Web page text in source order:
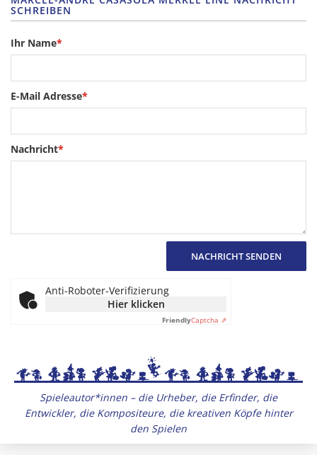
SCHREIBEN
Ihr Name*
E-Mail Adresse*
Nachricht*
NACHRICHT SENDEN
Anti-Roboter-Verifizierung
Hier klicken
FriendlyCaptcha ⇗
Spieleautor*innen – die Urheber, die Erfinder, die
Entwickler, die Kompositeure, die kreativen Köpfe hinter
den Spielen